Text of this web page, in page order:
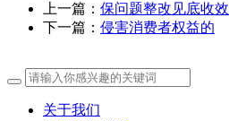
上一篇： 保问题整改见底收效
下一篇： 侵害消费者权益的
关于我们